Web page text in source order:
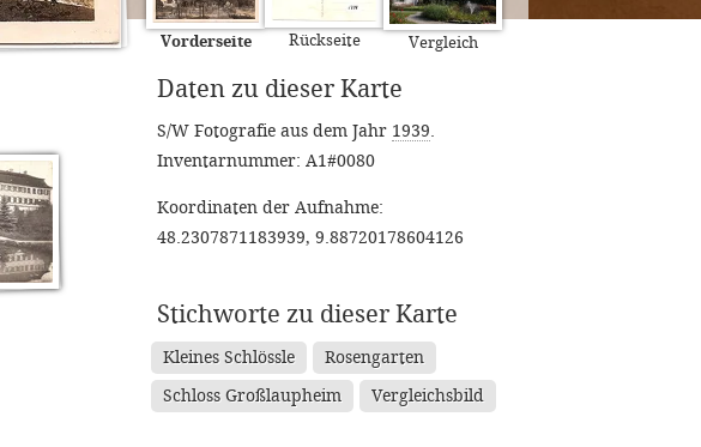
Vorderseite Rückseite Vergleich
Daten zu dieser Karte
S/W Fotografie aus dem Jahr 1939
Inventarnummer: A1#0080
Koordinaten der Aufnahme:
48.2307871183939, 9.88720178604126
Stichworte zu dieser Karte
Kleines Schlössle Rosengarten
Schloss Großlaupheim Vergleichsbild